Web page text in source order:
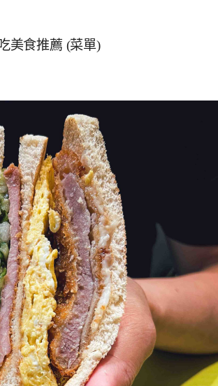
美食推薦 (菜單)